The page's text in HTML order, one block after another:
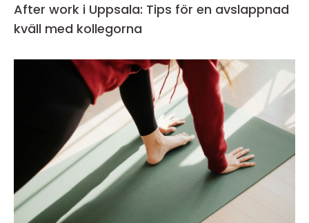
After work i Uppsala: Tips för en avslappnad
kväll med kollegorna